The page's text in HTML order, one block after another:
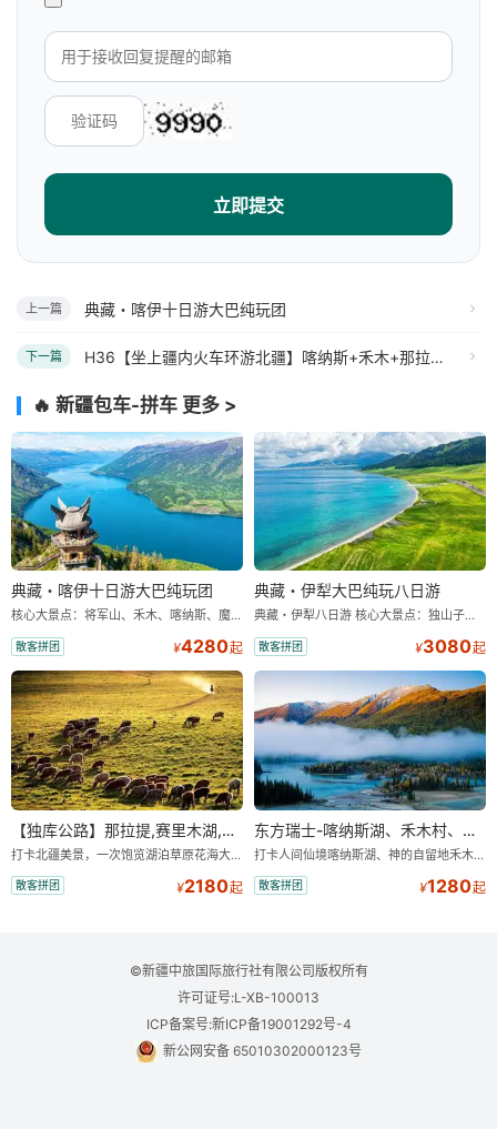
立即提交
上一篇 典藏・喀伊十日游大巴纯玩团
下一篇 H36【坐上疆内火车环游北疆】喀纳斯+禾木+那拉提+赛里木湖+独库公路四卧八日游
🔥 新疆包车-拼车 更多 >
典藏・喀伊十日游大巴纯玩团
核心大景点：将军山、禾木、喀纳斯、魔鬼城、赛里木湖、库尔德宁、那拉提 「精选酒店」我们只想说此处无星似有星 (星级是国家标准) 10 天 9 晚，安排干净、卫生、舒适的经济型住宿 (双人标间)，不提供大床房。 「行程用车」根据报团人数大、小车车型切换，不指定。 10 人以上安排 2+1 大巴 (带导游)；10 人以下安排 7 座商务 (无导游) 大巴车一换、价格减一半，更舒适、真纯玩、0 购物、无套路 一样都不少！只要舒适、纯玩、零购物、超高性价比！“要啥自行车呢？” 各类体验性活动属于自费自愿，游客不提请求旅行社不安排！ 真的骑在名马背上 — 弗里斯兰・马背繁花 【独家项目世界名马 — 弗里斯兰 仅为我有】 在花海中漫步，与著名荷兰名马 — 弗里斯兰留影 免费赠送 20 秒左右带剪辑视频
散客拼团 ¥4280起
典藏・伊犁大巴纯玩八日游
典藏・伊犁八日游 核心大景点：独山子大峡谷、赛里木湖、夏塔、库尔德宁、那拉提 「精选酒店」我们只想说此处无星似有星 (星级是国家标准) 8 天 7 晚，安排干净、卫生、舒适的经济型住宿 (双人标间)，不提供大床房。 「行程用车」根据报团人数大、小车车型切换，不指定。 10 人以上安排 2+1 大巴 (带导游)；10 人以下安排 7 座商务 (无导游) 大巴车一换、价格减一半，更舒适、真纯玩、0 购物、无套路 一样都不少！只要舒适、纯玩、零购物、超高性价比！“要啥自行车呢？” 各类体验性活动属于自费自愿，游客不提请求旅行社不安排！ 真的骑在名马背上 — 弗里斯兰・马背繁花 【独家项目世界名马 — 弗里斯兰 仅为我有】 在花海中漫步，与著名荷兰名马 — 弗里斯兰留影 免费赠送 20 秒左右带剪辑视频
散客拼团 ¥3080起
【独库公路】那拉提,赛里木湖,口岸,薰衣草单卧单动四日游
打卡北疆美景，一次饱览湖泊草原花海大桥名俗风情，美景不重样 ，旅途轻松自由安全，带您吃在新疆玩在新疆 ，24 小时，全天贴心为您服务，
散客拼团 ¥2180起
东方瑞士-喀纳斯湖、禾木村、五彩滩、世界魔鬼城汽车四日游
打卡人间仙境喀纳斯湖、神的自留地禾木村、五彩滩、世界魔鬼城，体验雅丹地貌与自然风光。
散客拼团 ¥1280起
©新疆中旅国际旅行社有限公司版权所有
许可证号:L-XB-100013
ICP备案号:新ICP备19001292号-4
新公网安备 65010302000123号